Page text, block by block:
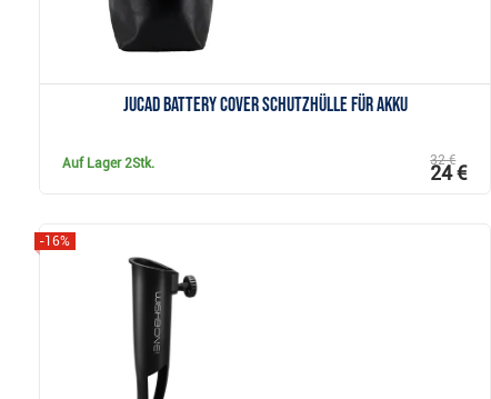
JuCad Battery Cover Schutzhülle für Akku
Auf Lager2Stk. 32 €
24 €
-16%